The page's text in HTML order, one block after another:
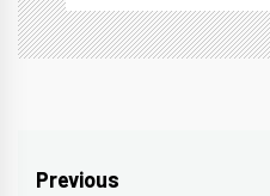
Navigazione
Previous